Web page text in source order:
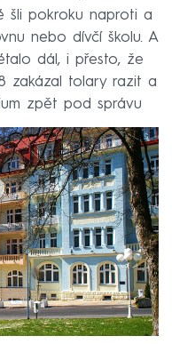
šli pokroku naproti a
nebo dívčí školu. A
dál, i přesto, že
zakázal tolary razit a
zpět pod správu